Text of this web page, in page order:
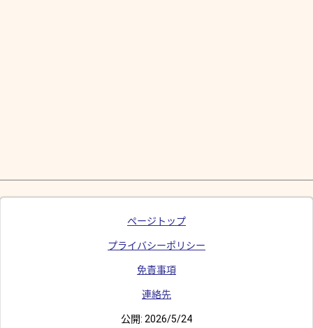
ページトップ
プライバシーポリシー
免責事項
連絡先
公開: 2026/5/24